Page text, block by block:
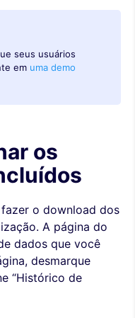
seus usuários
em uma demo
os
o download dos
A página do
dados que você
desmarque
“Histórico de